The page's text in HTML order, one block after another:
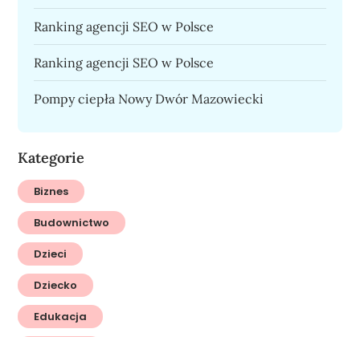
Ranking agencji SEO w Polsce
Ranking agencji SEO w Polsce
Pompy ciepła Nowy Dwór Mazowiecki
Kategorie
Biznes
Budownictwo
Dzieci
Dziecko
Edukacja